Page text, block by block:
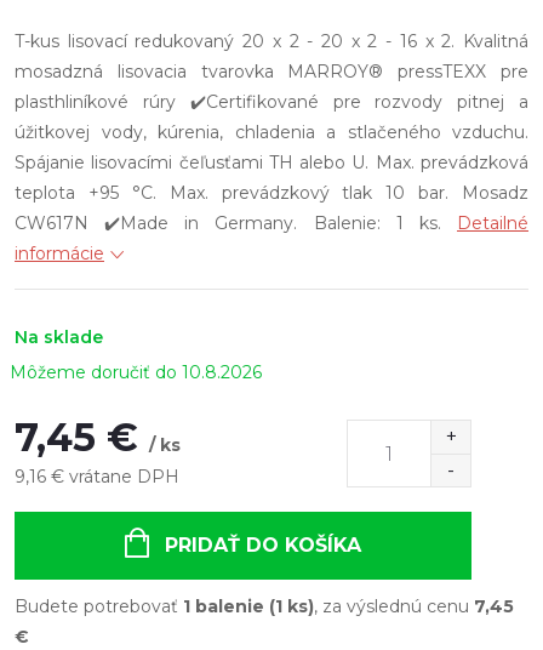
T-kus lisovací redukovaný 20 x 2 - 20 x 2 - 16 x 2. Kvalitná
mosadzná lisovacia tvarovka MARROY® pressTEXX pre
plasthliníkové rúry ✔️Certifikované pre rozvody pitnej a
úžitkovej vody, kúrenia, chladenia a stlačeného vzduchu.
Spájanie lisovacími čeľusťami TH alebo U. Max. prevádzková
teplota +95 °C. Max. prevádzkový tlak 10 bar. Mosadz
CW617N ✔️Made in Germany. Balenie: 1 ks.
Detailné
informácie
Na sklade
10.8.2026
7,45 € / ks
9,16 € vrátane DPH
PRIDAŤ DO KOŠÍKA
Budete potrebovať 1 balenie (1 ks), za výslednú cenu 7,45
€